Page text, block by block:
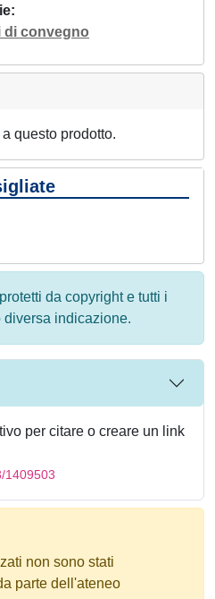
di convegno
questo prodotto.
da copyright e tutti i
indicazione.
per citare o creare un link
1409503
non sono stati
parte dell'ateneo